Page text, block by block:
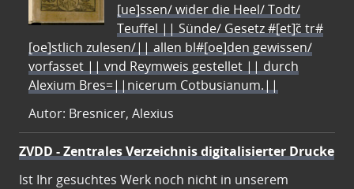
[ue]ssen/ wider die Heel/ Todt/
Teuffel || Sünde/ Gesetz #[et]c̃ tr#
[oe]stlich zulesen/|| allen bl#[oe]den gewissen/
vorfasset || vnd Reymweis gestellet || durch
Alexium Bres=||nicerum Cotbusianum.||
Autor: Bresnicer, Alexius
ZVDD - Zentrales Verzeichnis digitalisierter Drucke
Ist Ihr gesuchtes Werk noch nicht in unserem